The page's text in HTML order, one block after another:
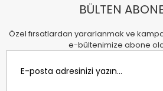
BÜLTEN
Özel fırsatlardan yararlanmak ve
e-bültenimize abone